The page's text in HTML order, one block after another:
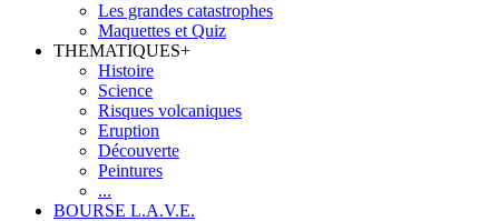
Les grandes catastrophes
Maquettes et Quiz
THEMATIQUES+
Histoire
Science
Risques volcaniques
Eruption
Découverte
Peintures
...
BOURSE L.A.V.E.